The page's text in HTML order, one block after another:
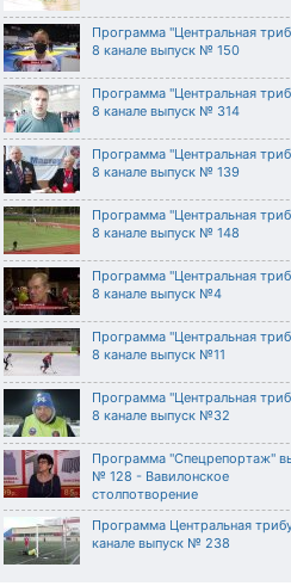
Программа "Центральная
8 канале выпуск № 150
Программа "Центральная
8 канале выпуск № 314
Программа "Центральная
8 канале выпуск № 139
Программа "Центральная
8 канале выпуск № 148
Программа "Центральная
8 канале выпуск №4
Программа "Центральная
8 канале выпуск №11
Программа "Центральная
8 канале выпуск №32
Программа "Спецрепортаж"
№ 128 - Вавилонское
столпотворение
Программа Центральная
канале выпуск № 238